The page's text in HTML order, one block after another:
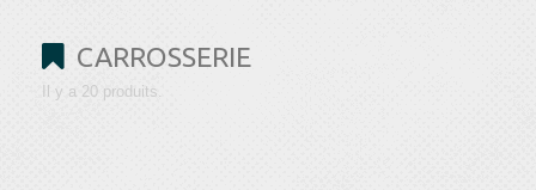
CARROSSERIE
Il y a 20 produits.